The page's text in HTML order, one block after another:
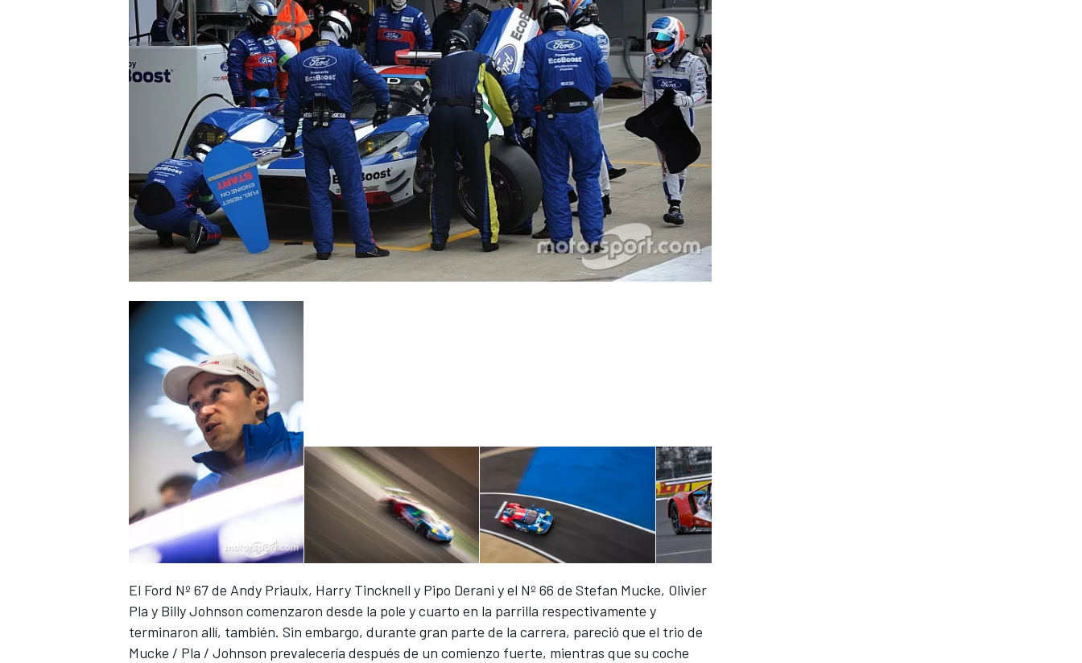
MOTOGP
NASCAR CUP
FÓRMULA E
El Ford Nº 67 de Andy Priaulx, Harry Tincknell y Pipo Derani y el Nº 66 de Stefan Mucke, Olivier
Pla y Billy Johnson comenzaron desde la pole y cuarto en la parrilla respectivamente y
terminaron allí, también. Sin embargo, durante gran parte de la carrera, pareció que el trio de
Mucke / Pla / Johnson prevalecería después de un comienzo fuerte, mientras que su coche